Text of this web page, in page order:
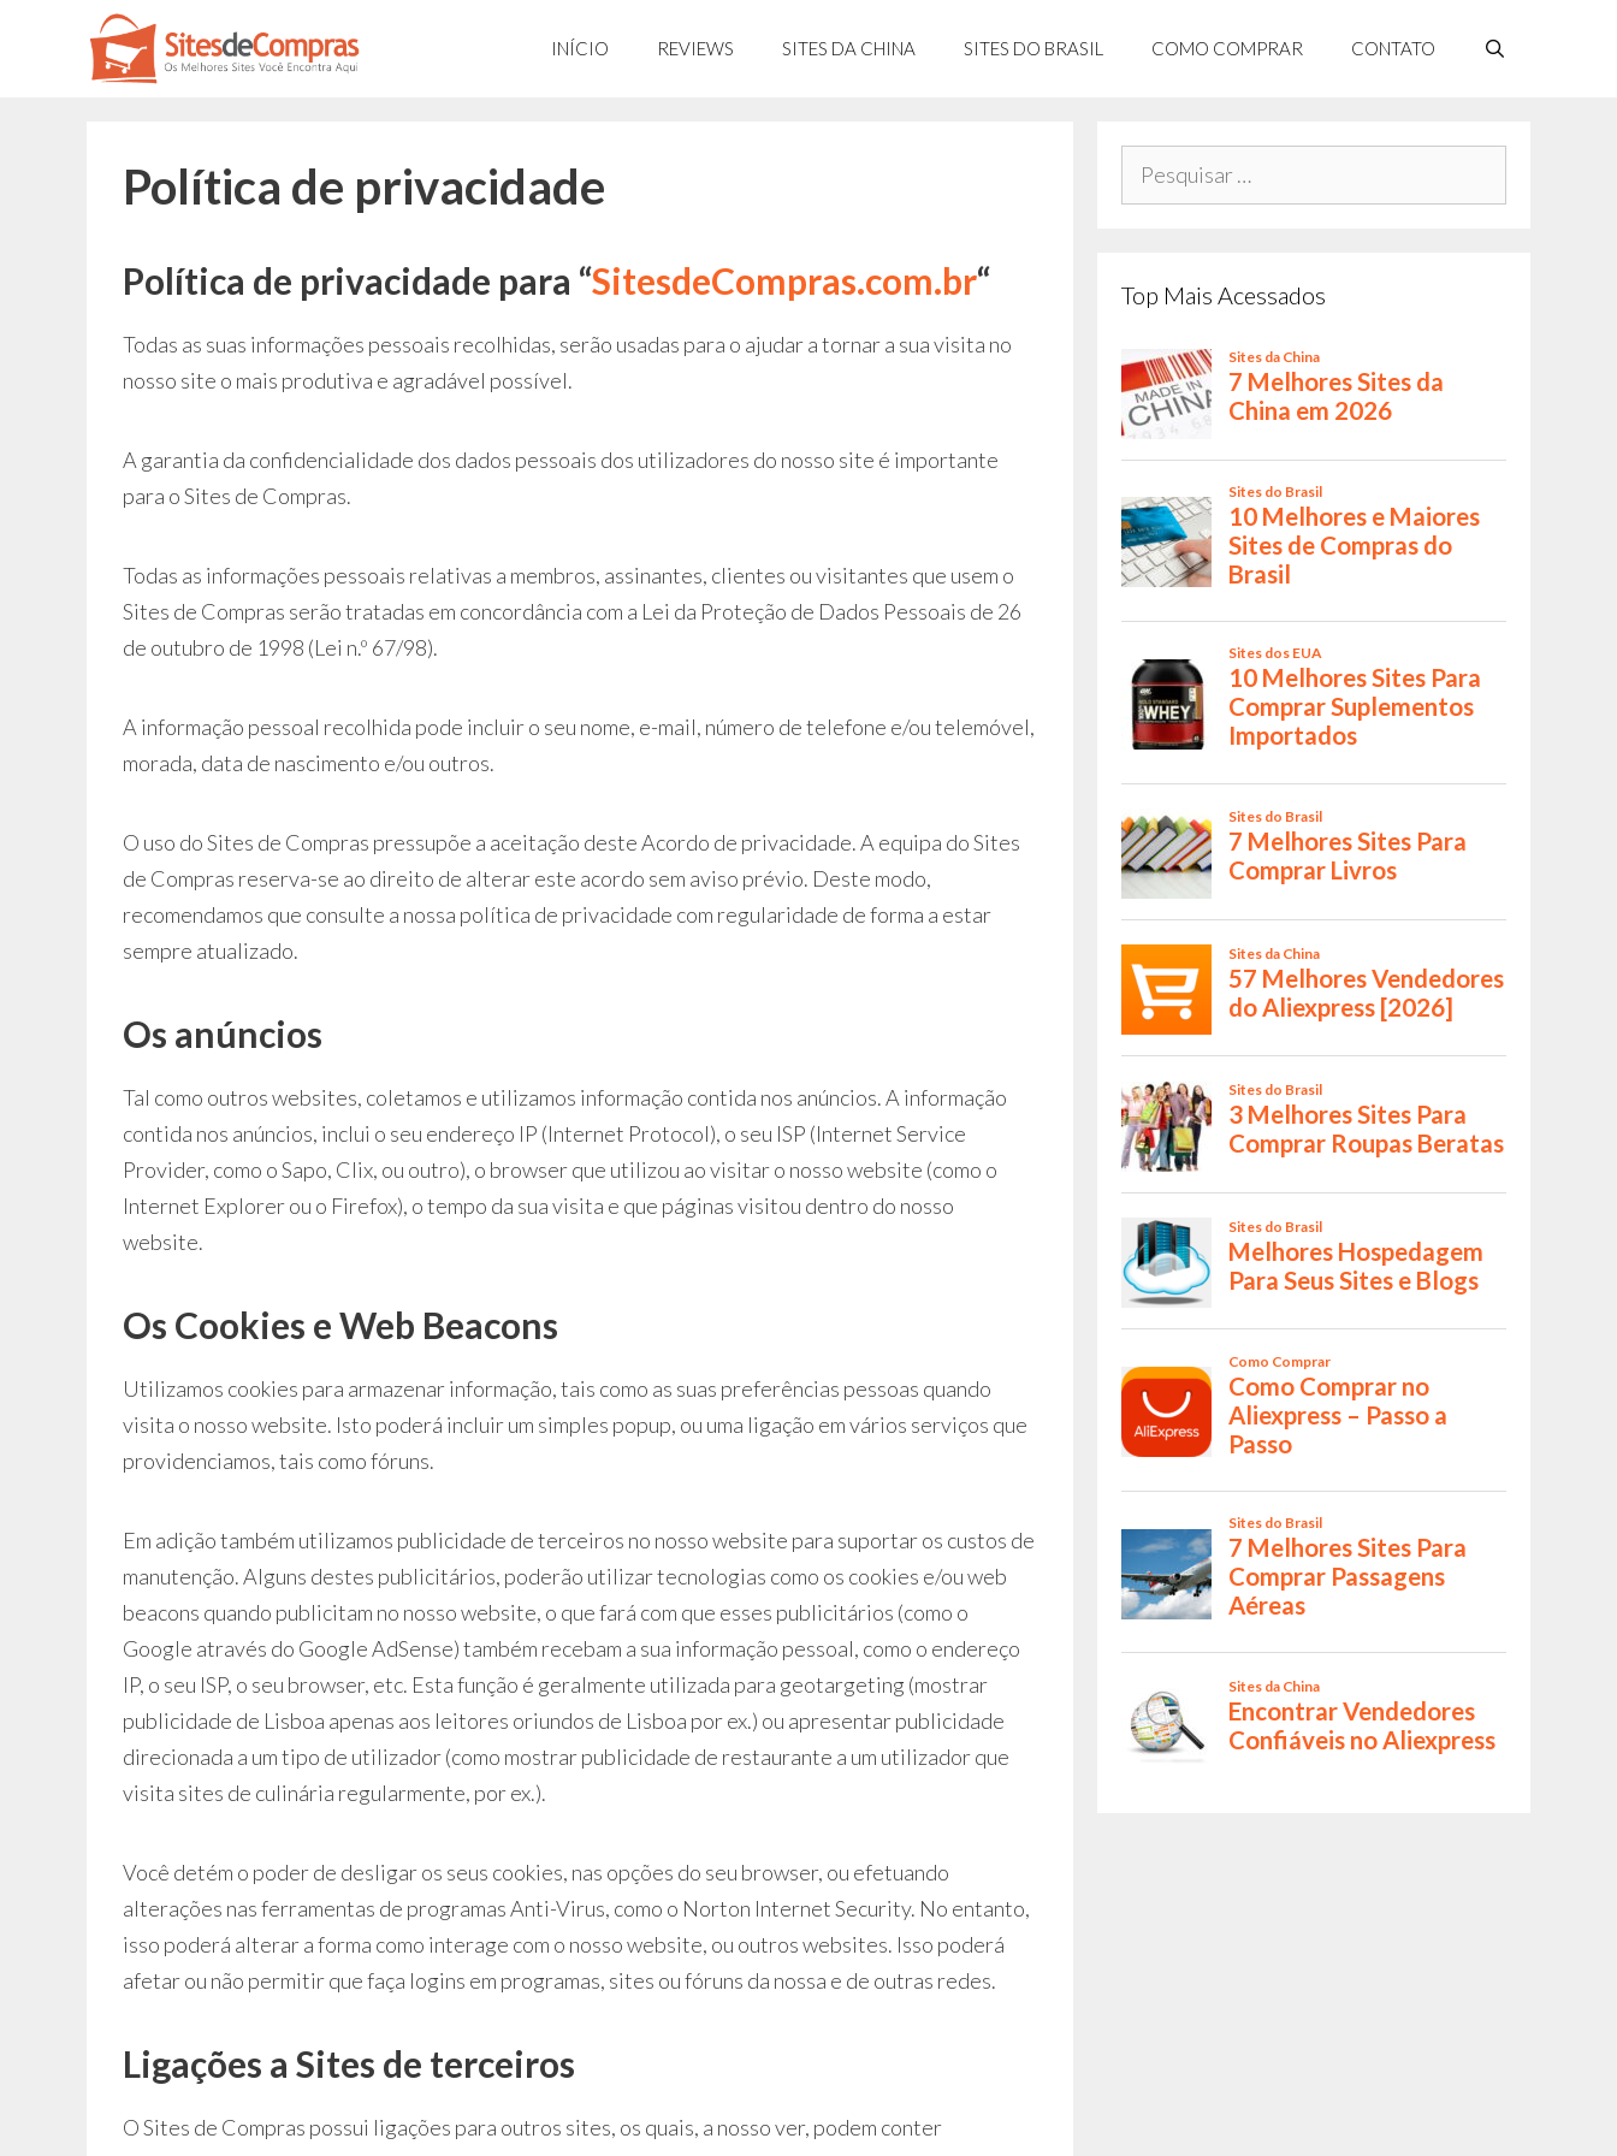
INÍCIO REVIEWS SITES DA CHINA SITES DO BRASIL COMO COMPRAR CONTATO
Política de privacidade
Política de privacidade para “SitesdeCompras.com.br“
Todas as suas informações pessoais recolhidas, serão usadas para o ajudar a tornar a sua visita no
nosso site o mais produtiva e agradável possível.
A garantia da confidencialidade dos dados pessoais dos utilizadores do nosso site é importante
para o Sites de Compras.
Todas as informações pessoais relativas a membros, assinantes, clientes ou visitantes que usem o
Sites de Compras serão tratadas em concordância com a Lei da Proteção de Dados Pessoais de 26
de outubro de 1998 (Lei n.º 67/98).
A informação pessoal recolhida pode incluir o seu nome, e-mail, número de telefone e/ou telemóvel,
morada, data de nascimento e/ou outros.
O uso do Sites de Compras pressupõe a aceitação deste Acordo de privacidade. A equipa do Sites
de Compras reserva-se ao direito de alterar este acordo sem aviso prévio. Deste modo,
recomendamos que consulte a nossa política de privacidade com regularidade de forma a estar
sempre atualizado.
Os anúncios
Tal como outros websites, coletamos e utilizamos informação contida nos anúncios. A informação
contida nos anúncios, inclui o seu endereço IP (Internet Protocol), o seu ISP (Internet Service
Provider, como o Sapo, Clix, ou outro), o browser que utilizou ao visitar o nosso website (como o
Internet Explorer ou o Firefox), o tempo da sua visita e que páginas visitou dentro do nosso
website.
Os Cookies e Web Beacons
Utilizamos cookies para armazenar informação, tais como as suas preferências pessoas quando
visita o nosso website. Isto poderá incluir um simples popup, ou uma ligação em vários serviços que
providenciamos, tais como fóruns.
Em adição também utilizamos publicidade de terceiros no nosso website para suportar os custos de
manutenção. Alguns destes publicitários, poderão utilizar tecnologias como os cookies e/ou web
beacons quando publicitam no nosso website, o que fará com que esses publicitários (como o
Google através do Google AdSense) também recebam a sua informação pessoal, como o endereço
IP, o seu ISP, o seu browser, etc. Esta função é geralmente utilizada para geotargeting (mostrar
publicidade de Lisboa apenas aos leitores oriundos de Lisboa por ex.) ou apresentar publicidade
direcionada a um tipo de utilizador (como mostrar publicidade de restaurante a um utilizador que
visita sites de culinária regularmente, por ex.).
Você detém o poder de desligar os seus cookies, nas opções do seu browser, ou efetuando
alterações nas ferramentas de programas Anti-Virus, como o Norton Internet Security. No entanto,
isso poderá alterar a forma como interage com o nosso website, ou outros websites. Isso poderá
afetar ou não permitir que faça logins em programas, sites ou fóruns da nossa e de outras redes.
Ligações a Sites de terceiros
O Sites de Compras possui ligações para outros sites, os quais, a nosso ver, podem conter
Top Mais Acessados